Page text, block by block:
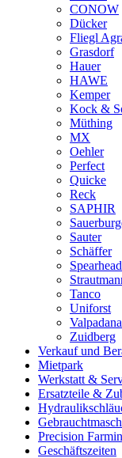
CONOW
Dücker
Fliegl
Grasdorf
Hauer
HAWE
Kemper
Kock &
Müthing
MX
Oehler
Perfect
Quicke
Reck
SAPHIR
Sauter
Schäffer
Spearhead
Tanco
Uniforst
Valpadana
Zuidberg
Verkauf und
Mietpark
Werkstatt &
Ersatzteile &
Precision
Geschäftszeiten